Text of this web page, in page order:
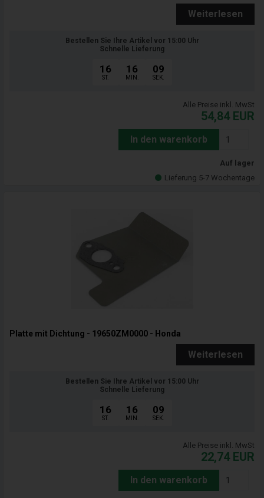
Weiterlesen
Bestellen Sie Ihre Artikel vor 15:00 Uhr
Schnelle Lieferung
16
ST.
16
MIN.
07
SEK.
Alle Preise inkl. MwSt
54,84 EUR
In den warenkorb
Auf lager
Lieferung 5-7 Wochentage
Platte mit Dichtung - 19650ZM0000 - Honda
Weiterlesen
Bestellen Sie Ihre Artikel vor 15:00 Uhr
Schnelle Lieferung
16
ST.
16
MIN.
07
SEK.
Alle Preise inkl. MwSt
22,74 EUR
In den warenkorb